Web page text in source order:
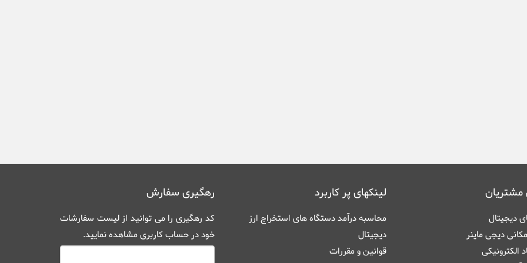
مشتریان
دیجیتال
دیجی ماینر
الکترونیکی
لینکهای پر کاربرد
محاسبه درآمد دستگاه های استخراج ارز
دیجیتال
قوانین و مقررات
رهگیری سفارش
کد رهگیری را می توانید ازلیست سفارشات
خود در حساب کاربریمشاهده نمایید.